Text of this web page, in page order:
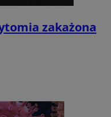
zakażona